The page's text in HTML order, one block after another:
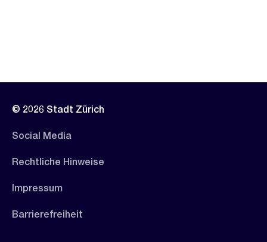
© 2026 Stadt Zürich
Social Media
Rechtliche Hinweise
Impressum
Barrierefreiheit